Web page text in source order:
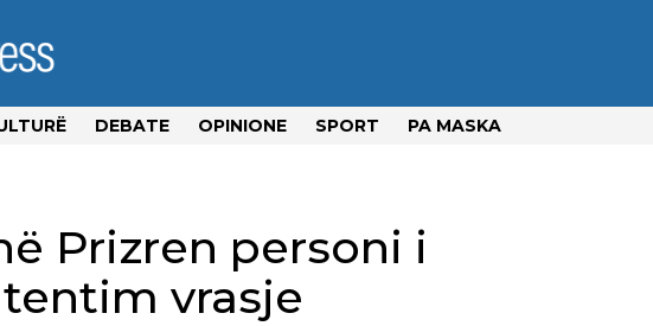
DEBATE OPINIONE SPORT PA MASKA
Prizren personi i
vrasje